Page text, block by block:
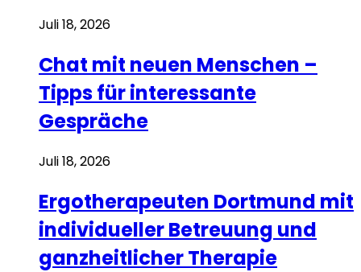
Juli 18, 2026
Chat mit neuen Menschen –
Tipps für interessante
Gespräche
Juli 18, 2026
Ergotherapeuten Dortmund mit
individueller Betreuung und
ganzheitlicher Therapie